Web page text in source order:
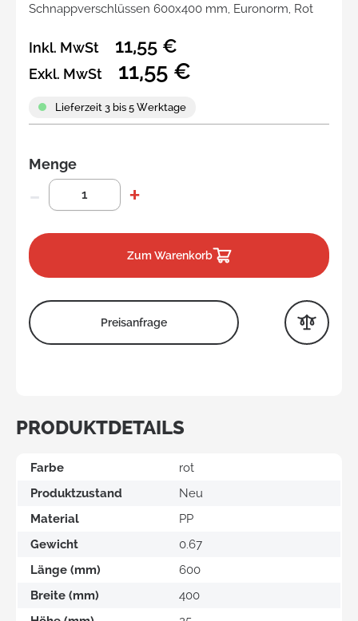
PRODUKTDETAILS
Farbe
rot
Produktzustand
Neu
Material
PP
Gewicht
0.67
Länge (mm)
600
Breite (mm)
400
Schnappverschlüssen 600x400 mm, Euronorm, Rot
Inkl. MwSt 11,55 €
Exkl. MwSt 11,55 €
Lieferzeit 3 bis 5 Werktage
Menge
Zum Warenkorb
Preisanfrage